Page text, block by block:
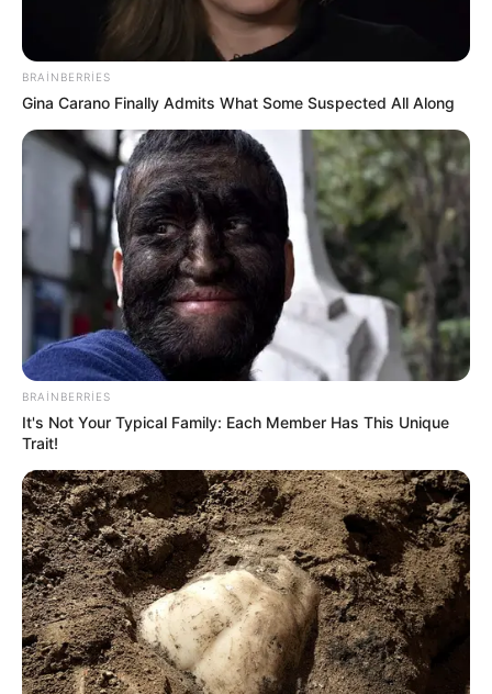
16:12 / 05 Avqust 2026 CƏMİYYƏT
Nigar Fərhadın əri həbs edildi
107
KEÇİDLƏR
Ana səhifə
ƏLAQƏ
Tel: (+99450) 247 90 86
BRAINBERRIES
Gina Carano Finally Admits What Some Suspected All Along
BRAINBERRIES
It's Not Your Typical Family: Each Member Has This Unique
Trait!